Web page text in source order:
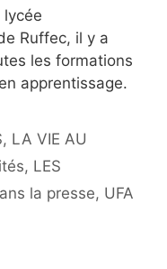
lycée
Ruffec, il y a
les formations
apprentissage.
, LA VIE AU
, LES
la presse, UFA